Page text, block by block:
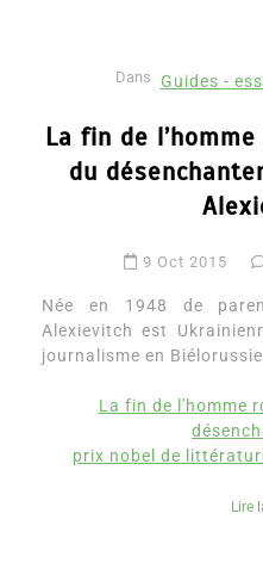
Dans Guides -
La fin de
du
9 Oct 2015
Née en 1948 de
Alexievitch est
journalisme en
La fin de l'homme
prix nobel de
Lire